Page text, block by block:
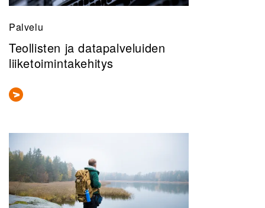
Palvelu
Teollisten ja datapalveluiden
liiketoimintakehitys